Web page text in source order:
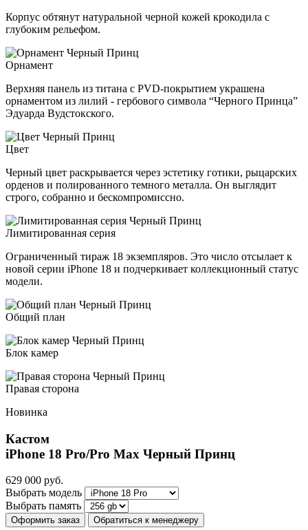
Корпус обтянут натуральной черной кожей крокодила с
глубоким рельефом.
Орнамент
Верхняя панель из титана с PVD-покрытием украшена
орнаментом из лилий - гербового символа “Черного Принца”
Эдуарда Вудстокского.
Цвет
Черный цвет раскрывается через эстетику готики, рыцарских
орденов и полированного темного металла. Он выглядит
строго, собранно и бескомпромиссно.
Лимитированная серия
Ограниченный тираж 18 экземпляров. Это число отсылает к
новой серии iPhone 18 и подчеркивает коллекционный статус
модели.
Общий план
Блок камер
Правая сторона
Новинка
Кастом
iPhone 18 Pro/Pro Max Черный Принц
629 000 руб.
Выбрать модель
Выбрать память
Оформить заказ Обратиться к менеджеру